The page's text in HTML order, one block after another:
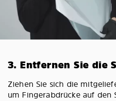
3. Entfernen Sie die
Ziehen Sie sich die
um Fingerabdrücke auf den